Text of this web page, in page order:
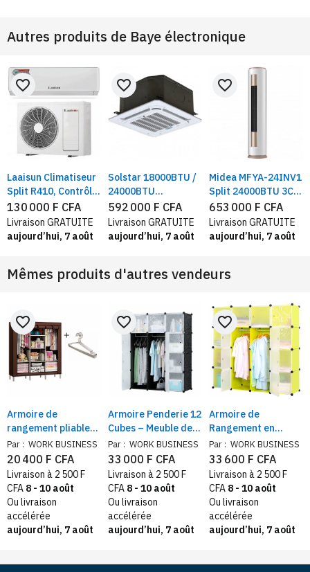
Autres produits de Baye électronique
Laaisun Climatiseur
Split R410, Contrôle
automatique de
température
favorite_border
130 000 F CFA
Livraison GRATUITE
aujourd’hui, 7 août
Solstar 18000BTU /
24000BTU
climatiseur
cassette, Economie
d'énergie, Gaz R410
favorite_border
592 000 F CFA
Livraison GRATUITE
aujourd’hui, 7 août
Midea MFYA-24INV1
Split 24000BTU 3CV
| Climatiseur tour
inverter new model
favorite_border
653 000 F CFA
Livraison GRATUITE
aujourd’hui, 7 août
Mêmes produits d'autres vendeurs
Armoire de
rangement pliable
en tissu avec Cintres
offerts
Par : WORK BUSINESS
favorite_border
20 400 F CFA
Livraison à 2 500 F
CFA 8 - 10 août
Ou livraison
accélérée
aujourd’hui, 7 août
Armoire Penderie 12
Cubes – Meuble de
Rangement
Plastique avec
Barre Suspendue
Par : WORK BUSINESS
favorite_border
33 000 F CFA
Livraison à 2 500 F
CFA 8 - 10 août
Ou livraison
accélérée
aujourd’hui, 7 août
Armoire de
Rangement en
Plastique 3 battants
– Étagères
Modulables en
Forme de Cube –
Coloris Vert
Par : WORK BUSINESS
favorite_border
33 600 F CFA
Livraison à 2 500 F
CFA 8 - 10 août
Ou livraison
accélérée
aujourd’hui, 7 août